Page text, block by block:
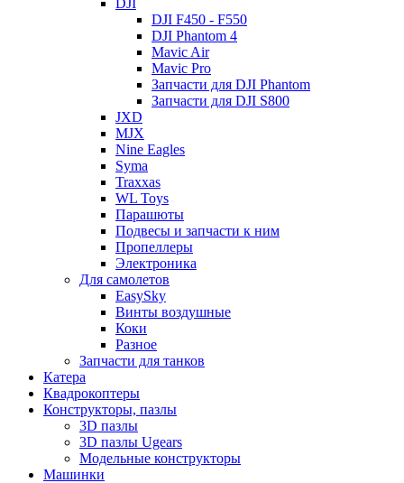
DJI
DJI F450 - F550
DJI Phantom 4
Mavic Air
Mavic Pro
Запчасти для DJI Phantom
Запчасти для DJI S800
JXD
MJX
Nine Eagles
Syma
Traxxas
WL Toys
Парашюты
Подвесы и запчасти к ним
Пропеллеры
Электроника
Для самолетов
EasySky
Винты воздушные
Коки
Разное
Запчасти для танков
Катера
Квадрокоптеры
Конструкторы, пазлы
3D пазлы
3D пазлы Ugears
Модельные конструкторы
Машинки